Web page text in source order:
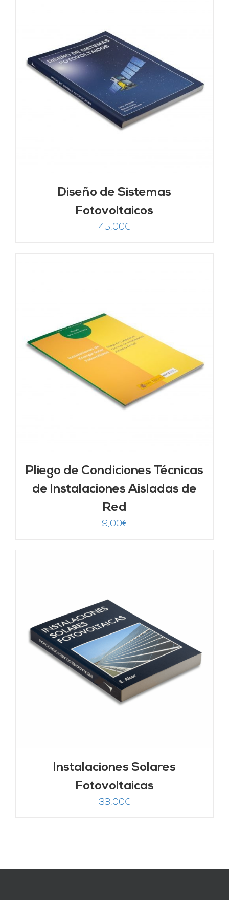
Diseño de Sistemas
Fotovoltaicos
45,00€
Pliego de Condiciones Técnicas
de Instalaciones Aisladas de
Red
9,00€
Instalaciones Solares
Fotovoltaicas
33,00€